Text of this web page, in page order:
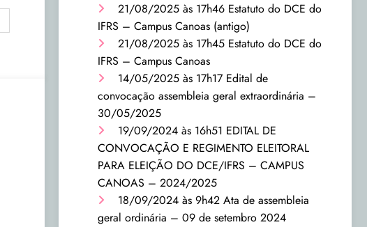
21/08/2025 às 17h46 Estatuto do DCE do
IFRS – Campus Canoas (antigo)
21/08/2025 às 17h45 Estatuto do DCE do
IFRS – Campus Canoas
14/05/2025 às 17h17 Edital de
convocação assembleia geral extraordinária –
30/05/2025
19/09/2024 às 16h51 EDITAL DE
CONVOCAÇÃO E REGIMENTO ELEITORAL
PARA ELEIÇÃO DO DCE/IFRS – CAMPUS
CANOAS – 2024/2025
18/09/2024 às 9h42Ata de assembleia
geral ordinária – 09 de setembro 2024